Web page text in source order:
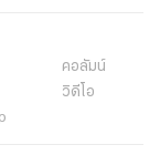
คอลัมน์
วิดีโอ